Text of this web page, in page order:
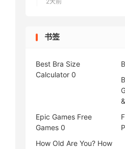
书签
Best Bra Size
Calculator 0
Epic Games Free
Games 0
How Old Are You? How